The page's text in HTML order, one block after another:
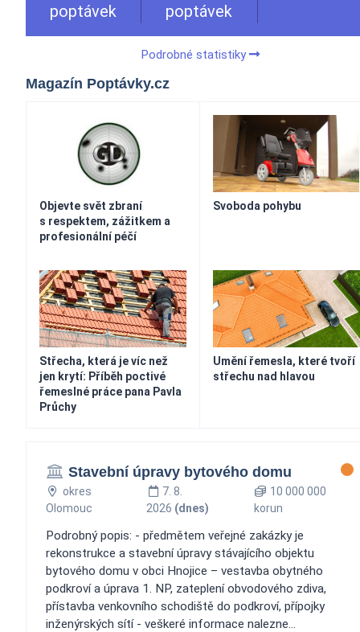
poptávek poptávek
Podrobné statistiky
Magazín Poptávky.cz
Objevte svět zbraní
s respektem, zážitkem a
profesionální péčí
Svoboda pohybu
Střecha, která je víc než
jen krytí: Příběh poctivé
řemeslné práce pana Pavla
Průchy
Umění řemesla, které tvoří
střechu nad hlavou
Stavební úpravy bytového domu
okres
Olomouc
7. 8.
2026 (dnes)
10 000 000
korun
Podrobný popis: - předmětem veřejné zakázky je
rekonstrukce a stavební úpravy stávajícího objektu
bytového domu v obci Hnojice – vestavba obytného
podkroví a úprava 1. NP, zateplení obvodového zdiva,
přístavba venkovního schodiště do podkroví, přípojky
inženýrských sítí - veškeré informace nalezne...